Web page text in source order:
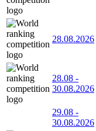
28.08.2026
28.08 -
30.08.2026
29.08 -
30.08.2026